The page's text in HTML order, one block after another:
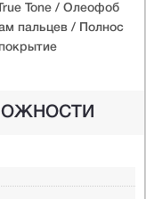
Tone / Олеофоб
пальцев / Полнос